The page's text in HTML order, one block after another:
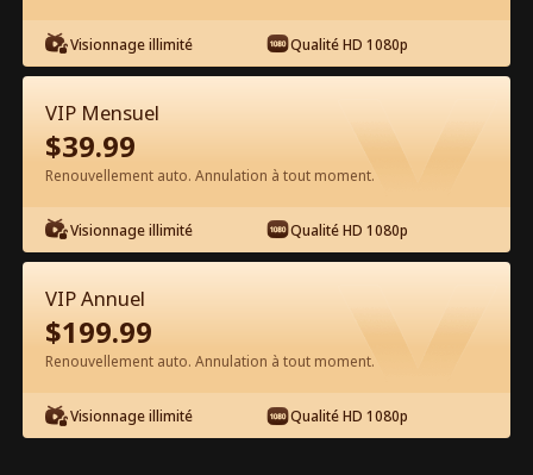
Épisode 51 - La Petite Ville de
Valentine de la Patronne Film
complet
0-49 50-61 Tous les épisodes
Visionnage illimité Qualité HD 1080p
VIP Mensuel
$39.99
Renouvellement auto. Annulation à tout moment.
Visionnage illimité Qualité HD 1080p
VIP Annuel
$199.99
Renouvellement auto. Annulation à tout moment.
Visionnage illimité Qualité HD 1080p